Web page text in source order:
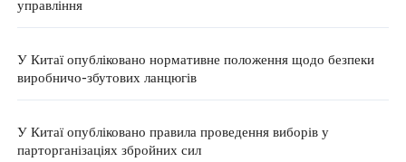
управління
У Китаї опубліковано нормативне положення щодо безпеки
виробничо-збутових ланцюгів
У Китаї опубліковано правила проведення виборів у
парторганізаціях збройних сил